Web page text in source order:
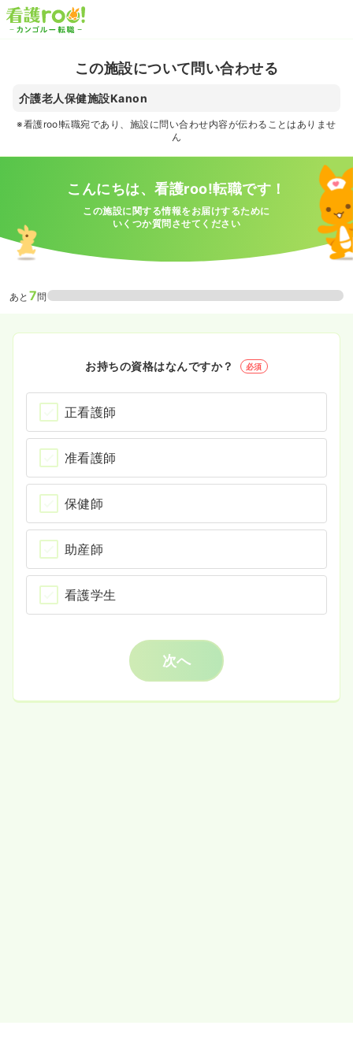
この施設について問い合わせる
介護老人保健施設Kanon
※看護roo!転職宛であり、施設に問い合わせ内容が伝わることはありませ
ん
こんにちは、看護roo!転職です！
この施設に関する情報をお届けするために
いくつか質問させてください
あと 7問
お持ちの資格はなんですか？ 必須
正看護師
准看護師
保健師
助産師
看護学生
次へ